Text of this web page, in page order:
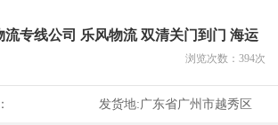
流专线公司 乐风物流 双清关门到门 海运
浏览次数： 394次
发货地:广东省广州市越秀区